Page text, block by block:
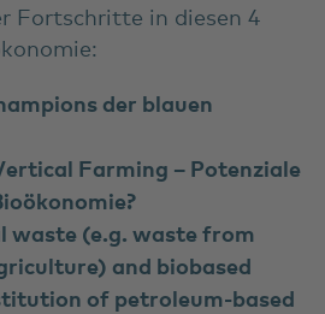
Fortschritte in diesen 4
der blauen
Farming – Potenziale
waste (e.g. waste from
and biobased
of petroleum-based